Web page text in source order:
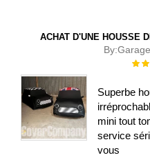
ACHAT D'UNE HOUSSE
By:
Superbe
mini tout
service
vous